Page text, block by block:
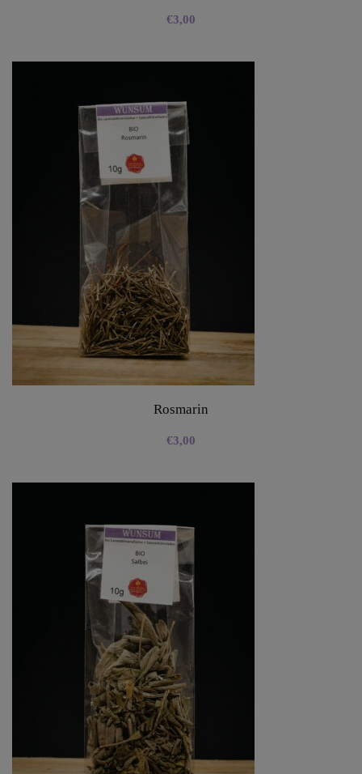
€3,00
Rosmarin
€3,00